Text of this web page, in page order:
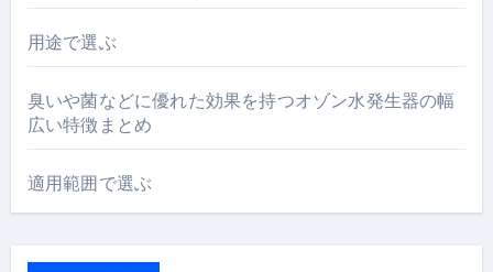
用途で選ぶ
臭いや菌などに優れた効果を持つオゾン水発生器の幅
広い特徴まとめ
適用範囲で選ぶ